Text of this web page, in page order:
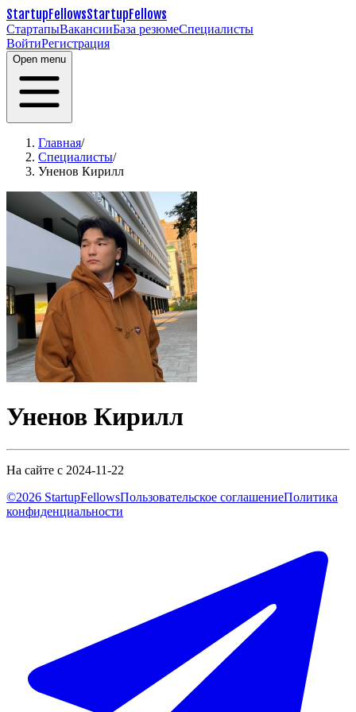
StartupFellowsStartupFellows
СтартапыВакансииБаза резюмеСпециалисты
ВойтиРегистрация
Open menu
Главная/
Специалисты/
Уненов Кирилл
Уненов Кирилл
На сайте с 2024-11-22
©2026 StartupFellowsПользовательское соглашениеПолитика
конфиденциальности